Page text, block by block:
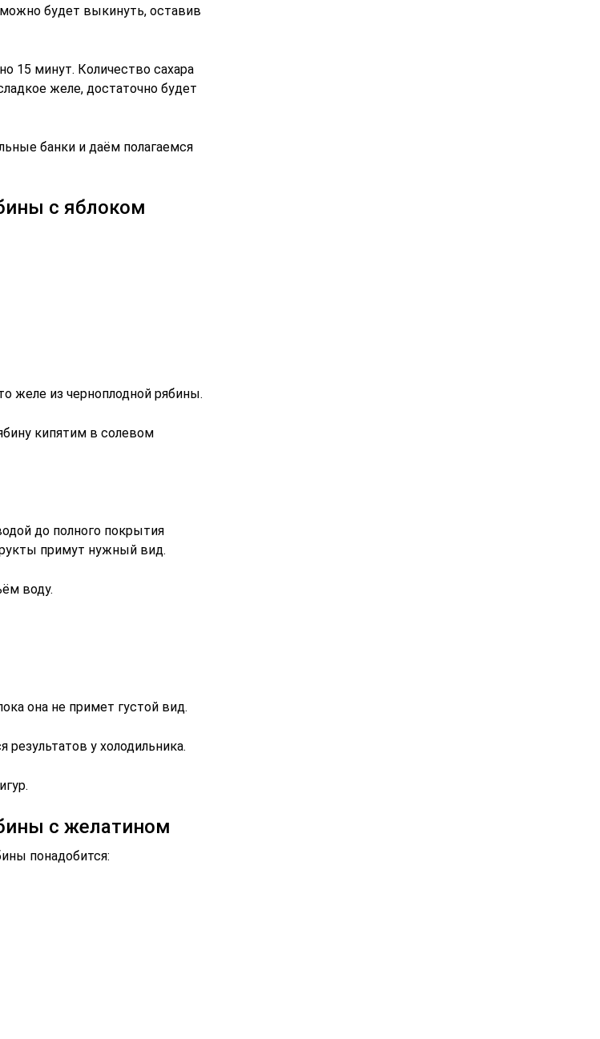
будет выкинуть, оставив
15 минут. Количество сахара
желе, достаточно будет
банки и даём полагаемся
с яблоком
желе из черноплодной рябины.
кипятим в солевом
до полного покрытия
примут нужный вид.
воду.
она не примет густой вид.
у холодильника.
с желатином
понадобится: